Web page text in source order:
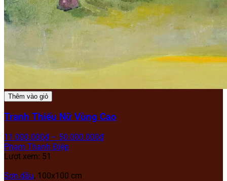
Thêm vào giỏ
Tranh Thiếu Nữ Vùng Cao
11.000.000₫ – 50.000.000₫
Phạm Thanh Điệp
Lượt xem: 51
Sơn dầu, 100x100 cm